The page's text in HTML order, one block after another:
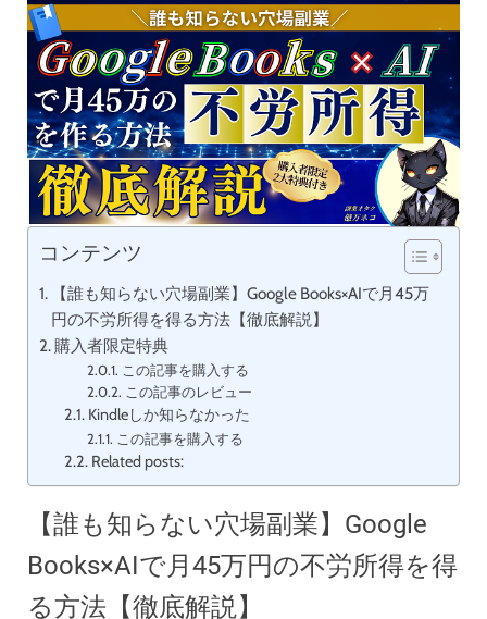
コンテンツ
【誰も知らない穴場副業】Google Books×AIで月45万
円の不労所得を得る方法【徹底解説】
購入者限定特典
この記事を購入する
この記事のレビュー
Kindleしか知らなかった
この記事を購入する
Related posts:
【誰も知らない穴場副業】Google
Books×AIで月45万円の不労所得を得
る方法【徹底解説】